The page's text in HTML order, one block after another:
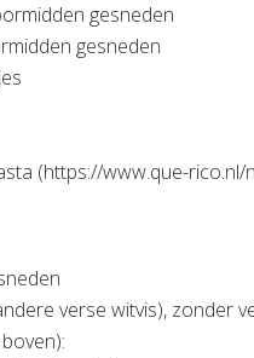
gesneden
gesneden
(https://www.que-
verse witvis), zonder